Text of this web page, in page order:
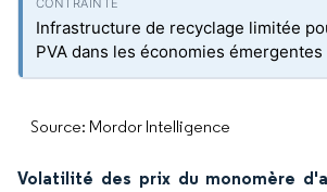
Infrastructure de recyclage limitée
PVA dans les économies émergentes
Source: Mordor Intelligence
Volatilité des prix du monomère